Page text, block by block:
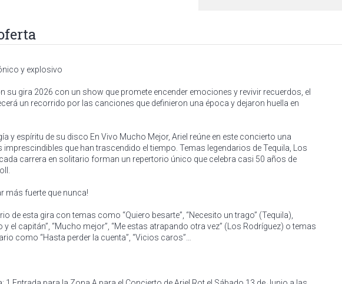
y explosivo
su gira 2026 con un show que promete encender emociones y revivir recuerdos, el
un recorrido por las canciones que definieron una época y dejaron huella en
y espíritu de su disco En Vivo Mucho Mejor, Ariel reúne en este concierto una
que han trascendido el tiempo. Temas legendarios de Tequila, Los
carrera en solitario forman un repertorio único que celebra casi 50 años de
más fuerte que nunca!
de esta gira con temas como “Quiero besarte”, “Necesito un trago” (Tequila),
y el capitán”, “Mucho mejor”, “Me estas atrapando otra vez” (Los Rodríguez) o temas
como “Hasta perder la cuenta”, “Vicios caros”…